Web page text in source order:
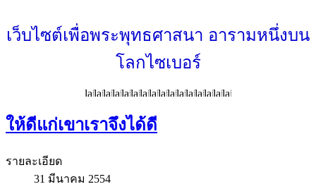
เว็บไซต์เพื่อพระพุทธศาสนา อารามหนึ่งบน
โลกไซเบอร์
ให้ดีแก่เขาเราจึงได้ดี
รายละเอียด
31 มีนาคม 2554